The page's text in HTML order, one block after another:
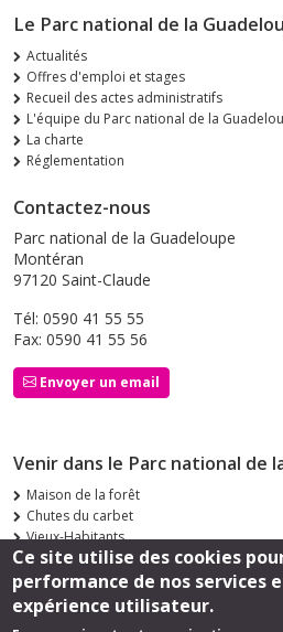
Le Parc national de la
Actualités
Offres d'emploi et stages
Recueil des actes administratifs
L'équipe du Parc national de la
La charte
Réglementation
Contactez-nous
Parc national de la Guadeloupe
Montéran
97120 Saint-Claude
Tél: 0590 41 55 55
Fax: 0590 41 55 56
Envoyer un email
Venir dans le Parc national de
Maison de la forêt
Chutes du carbet
Vieux-Habitants
Siège de Saint-Claude
Suivez-nous
Ce site utilise des cookies
performance de nos services
expérience utilisateur.